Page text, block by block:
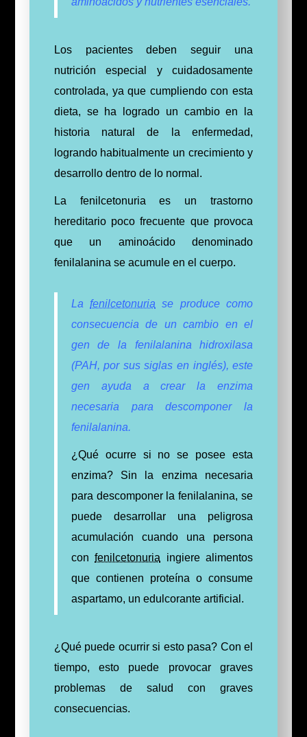
Los pacientes deben seguir una
nutrición especial y cuidadosamente
controlada, ya que cumpliendo con esta
dieta, se ha logrado un cambio en la
historia natural de la enfermedad,
logrando habitualmente un crecimiento y
desarrollo dentro de lo normal.
La fenilcetonuria es un trastorno
hereditario poco frecuente que provoca
que un aminoácido denominado
fenilalanina se acumule en el cuerpo.
La fenilcetonuria se produce como
consecuencia de un cambio en el
gen de la fenilalanina hidroxilasa
(PAH, por sus siglas en inglés), este
gen ayuda a crear la enzima
necesaria para descomponer la
fenilalanina.
¿Qué ocurre si no se posee esta
enzima? Sin la enzima necesaria
para descomponer la fenilalanina, se
puede desarrollar una peligrosa
acumulación cuando una persona
confenilcetonuria ingiere alimentos
que contienen proteína o consume
aspartamo, un edulcorante artificial.
¿Qué puede ocurrir si esto pasa? Con el
tiempo, esto puede provocar graves
problemas de salud con graves
consecuencias.